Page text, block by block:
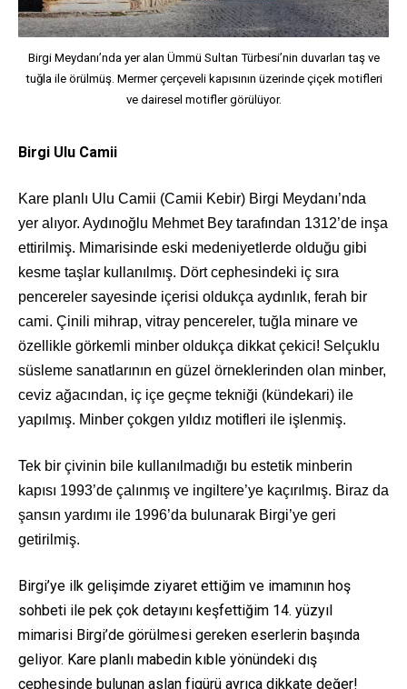
Birgi Meydanı’nda yer alan Ümmü Sultan Türbesi’nin duvarları taş ve
tuğla ile örülmüş. Mermer çerçeveli kapısının üzerinde çiçek motifleri
ve dairesel motifler görülüyor.
Birgi Ulu Camii
Kare planlı Ulu Camii (Camii Kebir) Birgi Meydanı’nda
yer alıyor. Aydınoğlu Mehmet Bey tarafından 1312’de inşa
ettirilmiş. Mimarisinde eski medeniyetlerde olduğu gibi
kesme taşlar kullanılmış. Dört cephesindeki iç sıra
pencereler sayesinde içerisi oldukça aydınlık, ferah bir
cami. Çinili mihrap, vitray pencereler, tuğla minare ve
özellikle görkemli minber oldukça dikkat çekici! Selçuklu
süsleme sanatlarının en güzel örneklerinden olan minber,
ceviz ağacından, iç içe geçme tekniği (kündekari) ile
yapılmış. Minber çokgen yıldız motifleri ile işlenmiş.
Tek bir çivinin bile kullanılmadığı bu estetik minberin
kapısı 1993’de çalınmış ve ingiltere’ye kaçırılmış. Biraz da
şansın yardımı ile 1996’da bulunarak Birgi’ye geri
getirilmiş.
Birgi’ye ilk gelişimde ziyaret ettiğim ve imamının hoş
sohbeti ile pek çok detayını keşfettiğim 14. yüzyıl
mimarisi Birgi’de görülmesi gereken eserlerin başında
geliyor. Kare planlı mabedin kıble yönündeki dış
cephesinde bulunan aslan figürü ayrıca dikkate değer!